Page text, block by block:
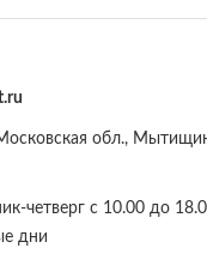
обл.,
четверг с 10.00 до
дни